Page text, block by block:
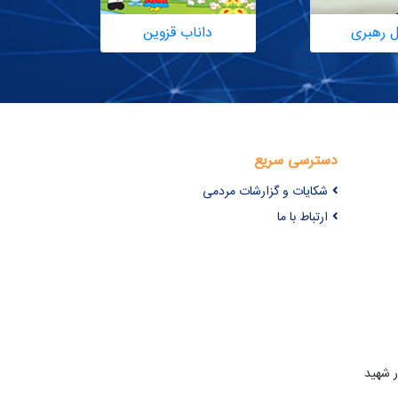
رهبری داناب قزوین
دسترسی سریع
شکایات و گزارشات مردمی
ارتباط با ما
شهید